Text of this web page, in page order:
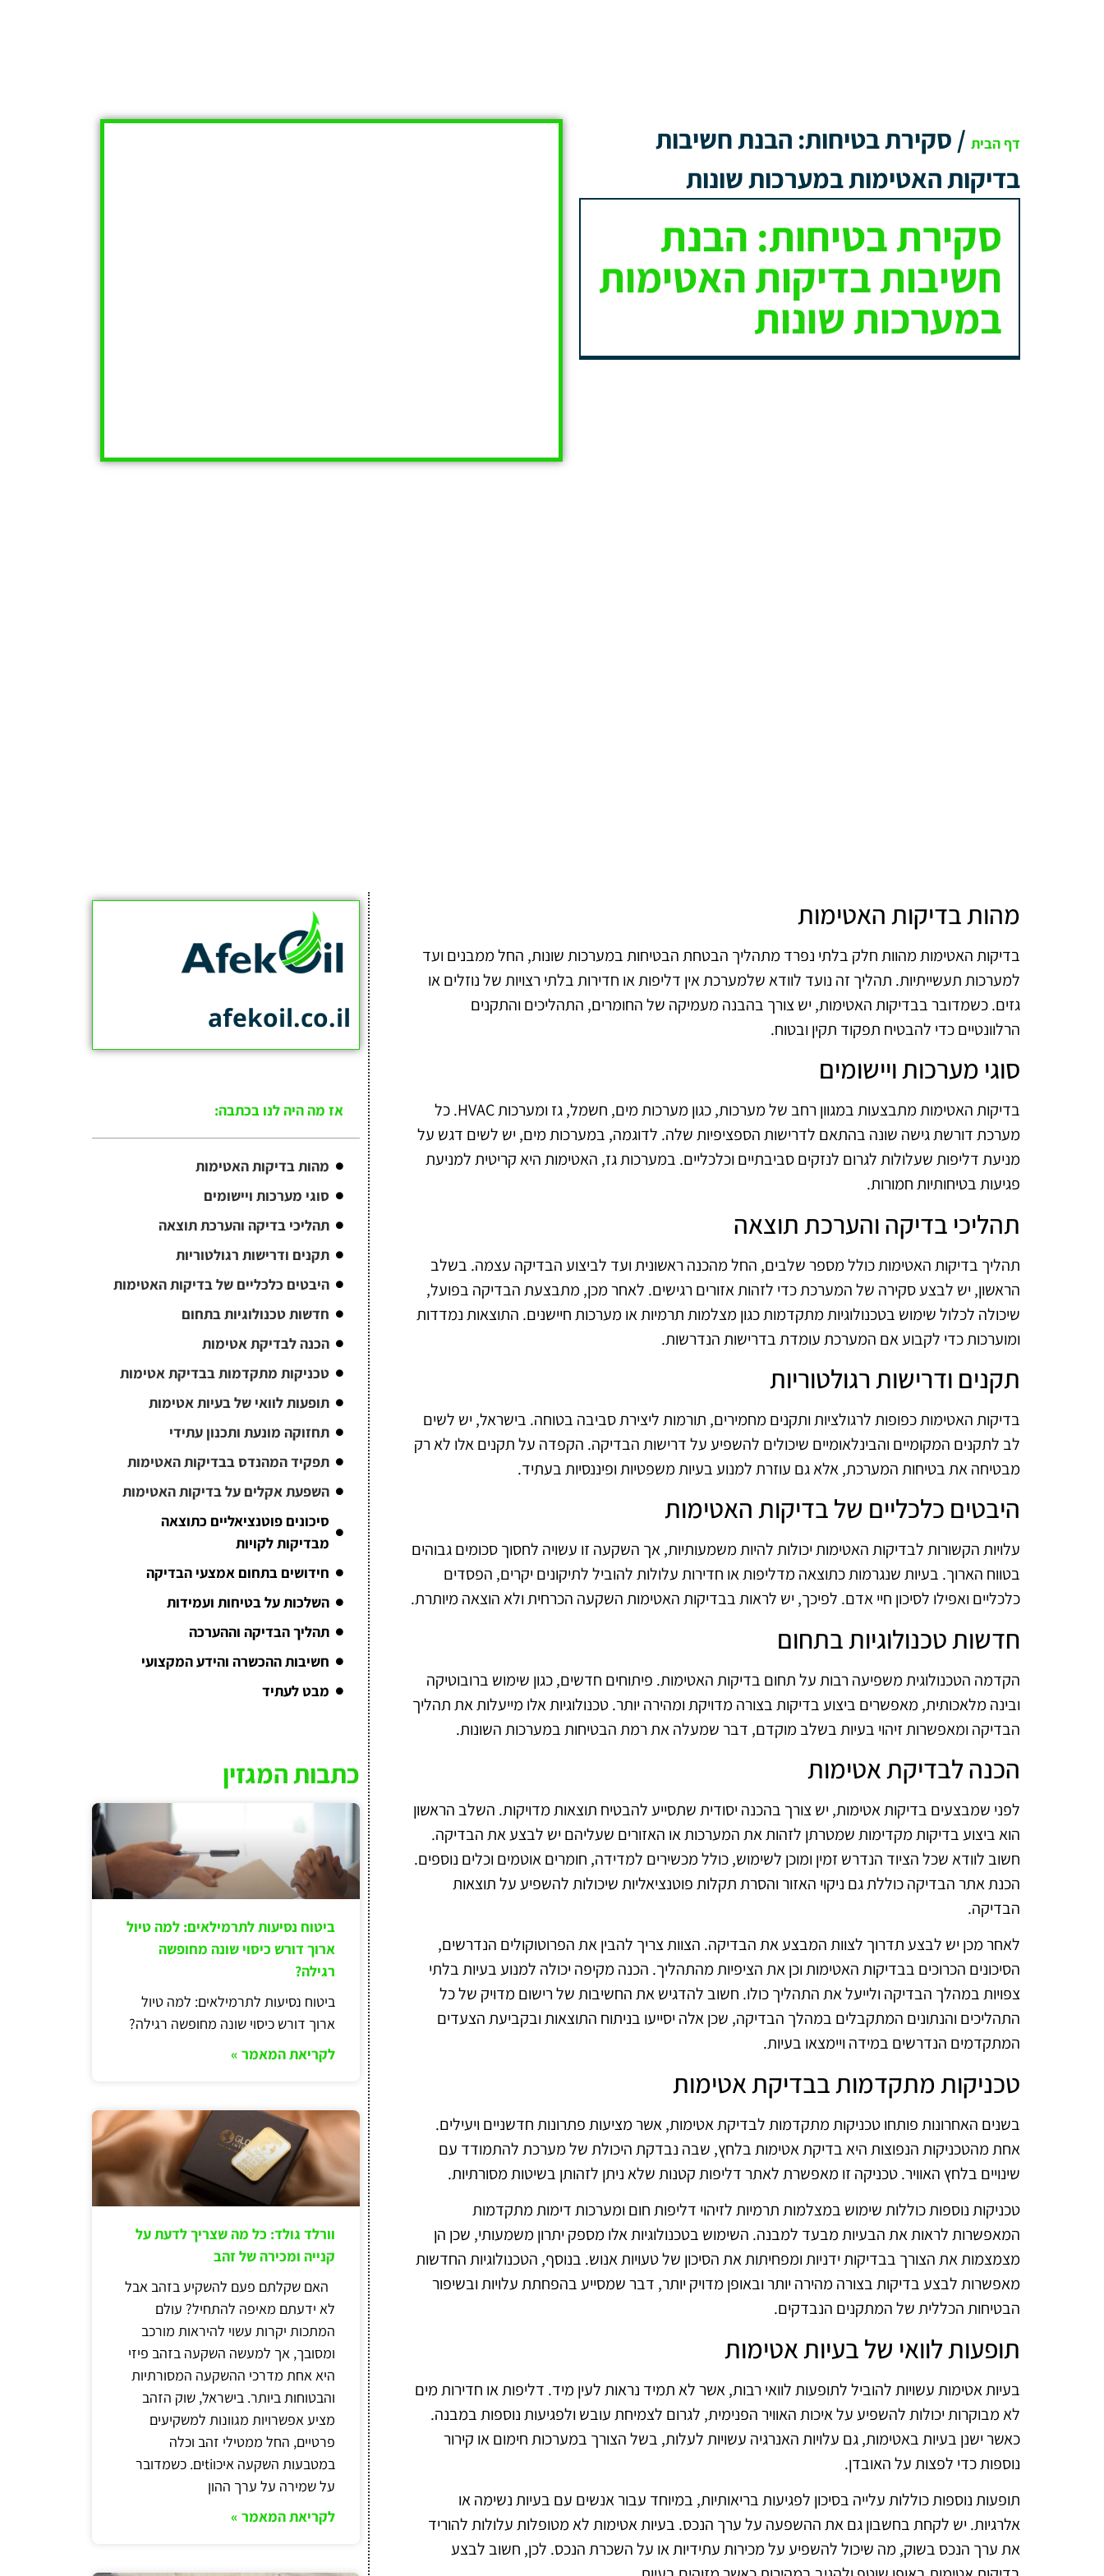
דף הבית /סקירת בטיחות: הבנת חשיבות
בדיקות האטימות במערכות שונות
סקירת בטיחות: הבנת
חשיבות בדיקות האטימות
במערכות שונות
מהות בדיקות האטימות
בדיקות האטימות מהוות חלק בלתי נפרד מתהליך הבטחת הבטיחות במערכות שונות, החל ממבנים ועד
למערכות תעשייתיות. תהליך זה נועד לוודא שלמערכת אין דליפות או חדירות בלתי רצויות של נוזלים או
גזים. כשמדובר בבדיקות האטימות, יש צורך בהבנה מעמיקה של החומרים, התהליכים והתקנים
הרלוונטיים כדי להבטיח תפקוד תקין ובטוח.
סוגי מערכות ויישומים
בדיקות האטימות מתבצעות במגוון רחב של מערכות, כגון מערכות מים, חשמל, גז ומערכות HVAC. כל
מערכת דורשת גישה שונה בהתאם לדרישות הספציפיות שלה. לדוגמה, במערכות מים, יש לשים דגש על
מניעת דליפות שעלולות לגרום לנזקים סביבתיים וכלכליים. במערכות גז, האטימות היא קריטית למניעת
פגיעות בטיחותיות חמורות.
תהליכי בדיקה והערכת תוצאה
תהליך בדיקות האטימות כולל מספר שלבים, החל מהכנה ראשונית ועד לביצוע הבדיקה עצמה. בשלב
הראשון, יש לבצע סקירה של המערכת כדי לזהות אזורים רגישים. לאחר מכן, מתבצעת הבדיקה בפועל,
שיכולה לכלול שימוש בטכנולוגיות מתקדמות כגון מצלמות תרמיות או מערכות חיישנים. התוצאות נמדדות
ומוערכות כדי לקבוע אם המערכת עומדת בדרישות הנדרשות.
תקנים ודרישות רגולטוריות
בדיקות האטימות כפופות לרגולציות ותקנים מחמירים, תורמות ליצירת סביבה בטוחה. בישראל, יש לשים
לב לתקנים המקומיים והבינלאומיים שיכולים להשפיע על דרישות הבדיקה. הקפדה על תקנים אלו לא רק
מבטיחה את בטיחות המערכת, אלא גם עוזרת למנוע בעיות משפטיות ופיננסיות בעתיד.
היבטים כלכליים של בדיקות האטימות
עלויות הקשורות לבדיקות האטימות יכולות להיות משמעותיות, אך השקעה זו עשויה לחסוך סכומים גבוהים
בטווח הארוך. בעיות שנגרמות כתוצאה מדליפות או חדירות עלולות להוביל לתיקונים יקרים, הפסדים
כלכליים ואפילו לסיכון חיי אדם. לפיכך, יש לראות בבדיקות האטימות השקעה הכרחית ולא הוצאה מיותרת.
חדשות טכנולוגיות בתחום
הקדמה הטכנולוגית משפיעה רבות על תחום בדיקות האטימות. פיתוחים חדשים, כגון שימוש ברובוטיקה
ובינה מלאכותית, מאפשרים ביצוע בדיקות בצורה מדויקת ומהירה יותר. טכנולוגיות אלו מייעלות את תהליך
הבדיקה ומאפשרות זיהוי בעיות בשלב מוקדם, דבר שמעלה את רמת הבטיחות במערכות השונות.
הכנה לבדיקת אטימות
לפני שמבצעים בדיקות אטימות, יש צורך בהכנה יסודית שתסייע להבטיח תוצאות מדויקות. השלב הראשון
הוא ביצוע בדיקות מקדימות שמטרתן לזהות את המערכות או האזורים שעליהם יש לבצע את הבדיקה.
חשוב לוודא שכל הציוד הנדרש זמין ומוכן לשימוש, כולל מכשירים למדידה, חומרים אוטמים וכלים נוספים.
הכנת אתר הבדיקה כוללת גם ניקוי האזור והסרת תקלות פוטנציאליות שיכולות להשפיע על תוצאות
הבדיקה.
לאחר מכן יש לבצע תדרוך לצוות המבצע את הבדיקה. הצוות צריך להבין את הפרוטוקולים הנדרשים,
הסיכונים הכרוכים בבדיקות האטימות וכן את הציפיות מהתהליך. הכנה מקיפה יכולה למנוע בעיות בלתי
צפויות במהלך הבדיקה ולייעל את התהליך כולו. חשוב להדגיש את החשיבות של רישום מדויק של כל
התהליכים והנתונים המתקבלים במהלך הבדיקה, שכן אלה יסייעו בניתוח התוצאות ובקביעת הצעדים
המתקדמים הנדרשים במידה ויימצאו בעיות.
טכניקות מתקדמות בבדיקת אטימות
בשנים האחרונות פותחו טכניקות מתקדמות לבדיקת אטימות, אשר מציעות פתרונות חדשניים ויעילים.
אחת מהטכניקות הנפוצות היא בדיקת אטימות בלחץ, שבה נבדקת היכולת של מערכת להתמודד עם
שינויים בלחץ האוויר. טכניקה זו מאפשרת לאתר דליפות קטנות שלא ניתן לזהותן בשיטות מסורתיות.
טכניקות נוספות כוללות שימוש במצלמות תרמיות לזיהוי דליפות חום ומערכות דימות מתקדמות
המאפשרות לראות את הבעיות מבעד למבנה. השימוש בטכנולוגיות אלו מספק יתרון משמעותי, שכן הן
מצמצמות את הצורך בבדיקות ידניות ומפחיתות את הסיכון של טעויות אנוש. בנוסף, הטכנולוגיות החדשות
מאפשרות לבצע בדיקות בצורה מהירה יותר ובאופן מדויק יותר, דבר שמסייע בהפחתת עלויות ובשיפור
הבטיחות הכללית של המתקנים הנבדקים.
תופעות לוואי של בעיות אטימות
בעיות אטימות עשויות להוביל לתופעות לוואי רבות, אשר לא תמיד נראות לעין מיד. דליפות או חדירות מים
לא מבוקרות יכולות להשפיע על איכות האוויר הפנימית, לגרום לצמיחת עובש ולפגיעות נוספות במבנה.
כאשר ישנן בעיות באטימות, גם עלויות האנרגיה עשויות לעלות, בשל הצורך במערכות חימום או קירור
נוספות כדי לפצות על האובדן.
תופעות נוספות כוללות עלייה בסיכון לפגיעות בריאותיות, במיוחד עבור אנשים עם בעיות נשימה או
אלרגיות. יש לקחת בחשבון גם את ההשפעה על ערך הנכס. בעיות אטימות לא מטופלות עלולות להוריד
את ערך הנכס בשוק, מה שיכול להשפיע על מכירות עתידיות או על השכרת הנכס. לכן, חשוב לבצע
afekoil.co.il
אז מה היה לנו בכתבה:
מהות בדיקות האטימות
סוגי מערכות ויישומים
תהליכי בדיקה והערכת תוצאה
תקנים ודרישות רגולטוריות
היבטים כלכליים של בדיקות האטימות
חדשות טכנולוגיות בתחום
הכנה לבדיקת אטימות
טכניקות מתקדמות בבדיקת אטימות
תופעות לוואי של בעיות אטימות
תחזוקה מונעת ותכנון עתידי
תפקיד המהנדס בבדיקות האטימות
השפעת אקלים על בדיקות האטימות
סיכונים פוטנציאליים כתוצאה
מבדיקות לקויות
חידושים בתחום אמצעי הבדיקה
השלכות על בטיחות ועמידות
תהליך הבדיקה וההערכה
חשיבות ההכשרה והידע המקצועי
מבט לעתיד
כתבות המגזין
ביטוח נסיעות לתרמילאים: למה טיול
ארוך דורש כיסוי שונה מחופשה
רגילה?
ביטוח נסיעות לתרמילאים: למה טיול
ארוך דורש כיסוי שונה מחופשה רגילה?
לקריאת המאמר »
וורלד גולד: כל מה שצריך לדעת על
קנייה ומכירה של זהב
האם שקלתם פעם להשקיע בזהב אבל
לא ידעתם מאיפה להתחיל? עולם
המתכות יקרות עשוי להיראות מורכב
ומסובך, אך למעשה השקעה בזהב פיזי
היא אחת מדרכי ההשקעה המסורתיות
והבטוחות ביותר. בישראל, שוק הזהב
מציע אפשרויות מגוונות למשקיעים
פרטיים, החל ממטילי זהב וכלה
במטבעות השקעה איכוtiים. כשמדובר
על שמירה על ערך ההון
לקריאת המאמר »